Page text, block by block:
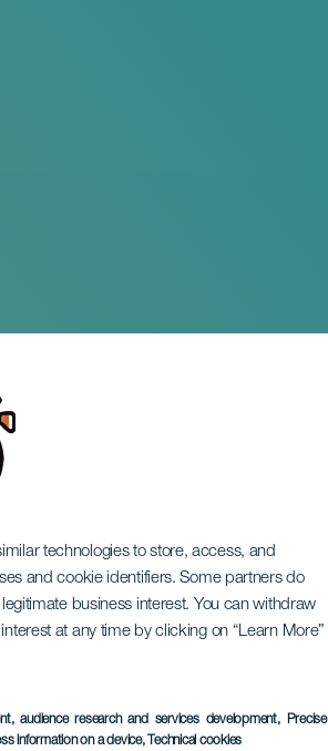
technologies to store, access, and
and cookie identifiers. Some partners do
business interest. You can withdraw
at any time by clicking on “Learn More”
audience research and services development, Precise
information on a device, Technical cookies
de los